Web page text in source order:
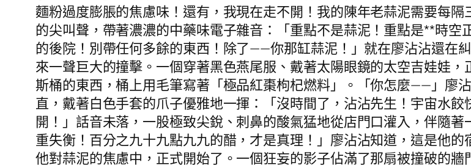
麵粉過度膨脹的焦慮味！還有，我現在走不開！我的陳年老蒜泥需要每
的尖叫聲，帶著濃濃的中藥味電子雜音：「重點不是蒜泥！重點是**時
的後院！別帶任何多餘的東西！除了——你那缸蒜泥！」就在廖沾沾還在
來一聲巨大的撞擊。一個穿著黑色燕尾服、戴著太陽眼鏡的太空吉娃娃
斯桶的東西，桶上用毛筆寫著「極品紅棗枸杞燃料」。「你怎麼——」廖
直，戴著白色手套的爪子優雅地一揮：「沒時間了，沾沾先生！宇宙水
開！」話音未落，一股極致尖銳、刺鼻的酸氣猛地從店門口灌入，伴隨
重失衡！百分之九十九點九九的醋，才是真理！」廖沾沾知道，這是他
他對蒜泥的焦慮中，正式開始了。一個狂妄的影子佔滿了那扇被撞破的